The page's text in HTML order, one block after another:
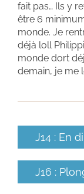
fait pas… Ils y
être 6
monde. Je
déjà loll
monde dort
demain, je me
J14 : En
J16 :